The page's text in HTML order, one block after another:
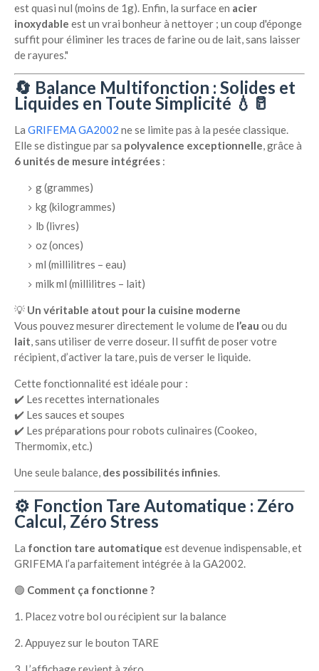
est quasi nul (moins de 1g). Enfin, la surface en acier
inoxydable est un vrai bonheur à nettoyer ; un coup d'éponge
suffit pour éliminer les traces de farine ou de lait, sans laisser
de rayures."
🔄 Balance Multifonction : Solides et
Liquides en Toute Simplicité 💧🥛
La GRIFEMA GA2002 ne se limite pas à la pesée classique.
Elle se distingue par sa polyvalence exceptionnelle, grâce à
6 unités de mesure intégrées :
g (grammes)
kg (kilogrammes)
lb (livres)
oz (onces)
ml (millilitres – eau)
milk ml (millilitres – lait)
💡 Un véritable atout pour la cuisine moderne
Vous pouvez mesurer directement le volume de l’eau ou du
lait, sans utiliser de verre doseur. Il suffit de poser votre
récipient, d’activer la tare, puis de verser le liquide.
Cette fonctionnalité est idéale pour :
✔️ Les recettes internationales
✔️ Les sauces et soupes
✔️ Les préparations pour robots culinaires (Cookeo,
Thermomix, etc.)
Une seule balance, des possibilités infinies.
⚙️ Fonction Tare Automatique : Zéro
Calcul, Zéro Stress
La fonction tare automatique est devenue indispensable, et
GRIFEMA l’a parfaitement intégrée à la GA2002.
🟢 Comment ça fonctionne ?
Placez votre bol ou récipient sur la balance
Appuyez sur le bouton TARE